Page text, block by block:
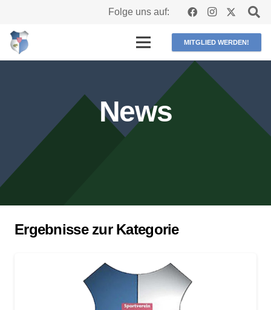
Folge uns auf:
MITGLIED WERDEN!
News
Ergebnisse zur Kategorie